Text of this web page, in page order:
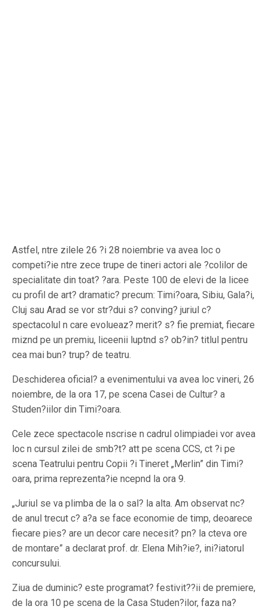
Astfel, ntre zilele 26 ?i 28 noiembrie va avea loc o
competi?ie ntre zece trupe de tineri actori ale ?colilor de
specialitate din toat? ?ara. Peste 100 de elevi de la licee
cu profil de art? dramatic? precum: Timi?oara, Sibiu, Gala?i,
Cluj sau Arad se vor str?dui s? conving? juriul c?
spectacolul n care evolueaz? merit? s? fie premiat, fiecare
miznd pe un premiu, liceenii luptnd s? ob?in? titlul pentru
cea mai bun? trup? de teatru.
Deschiderea oficial? a evenimentului va avea loc vineri, 26
noiembre, de la ora 17, pe scena Casei de Cultur? a
Studen?iilor din Timi?oara.
Cele zece spectacole nscrise n cadrul olimpiadei vor avea
loc n cursul zilei de smb?t? att pe scena CCS, ct ?i pe
scena Teatrului pentru Copii ?i Tineret „Merlin” din Timi?
oara, prima reprezenta?ie ncepnd la ora 9.
„Juriul se va plimba de la o sal? la alta. Am observat nc?
de anul trecut c? a?a se face economie de timp, deoarece
fiecare pies? are un decor care necesit? pn? la cteva ore
de montare” a declarat prof. dr. Elena Mih?ie?, ini?iatorul
concursului.
Ziua de duminic? este programat? festivit??ii de premiere,
de la ora 10 pe scena de la Casa Studen?ilor, faza na?